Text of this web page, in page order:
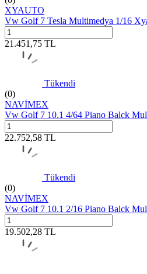
XYAUTO
Vw Golf 7 Tesla Multimedya 1/16
21.451,75 TL
Tükendi
(0)
NAVİMEX
Vw Golf 7 10.1 4/64 Piano Balck
22.752,58 TL
Tükendi
(0)
NAVİMEX
Vw Golf 7 10.1 2/16 Piano Balck
19.502,28 TL